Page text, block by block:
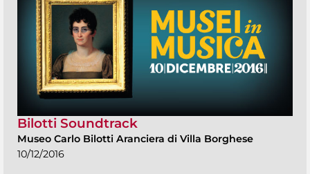
Bilotti Soundtrack
Museo Carlo Bilotti Aranciera di Villa Borghese
10/12/2016